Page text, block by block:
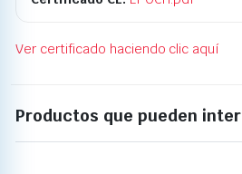
Ver certificado haciendo clic aquí
Productos que pueden